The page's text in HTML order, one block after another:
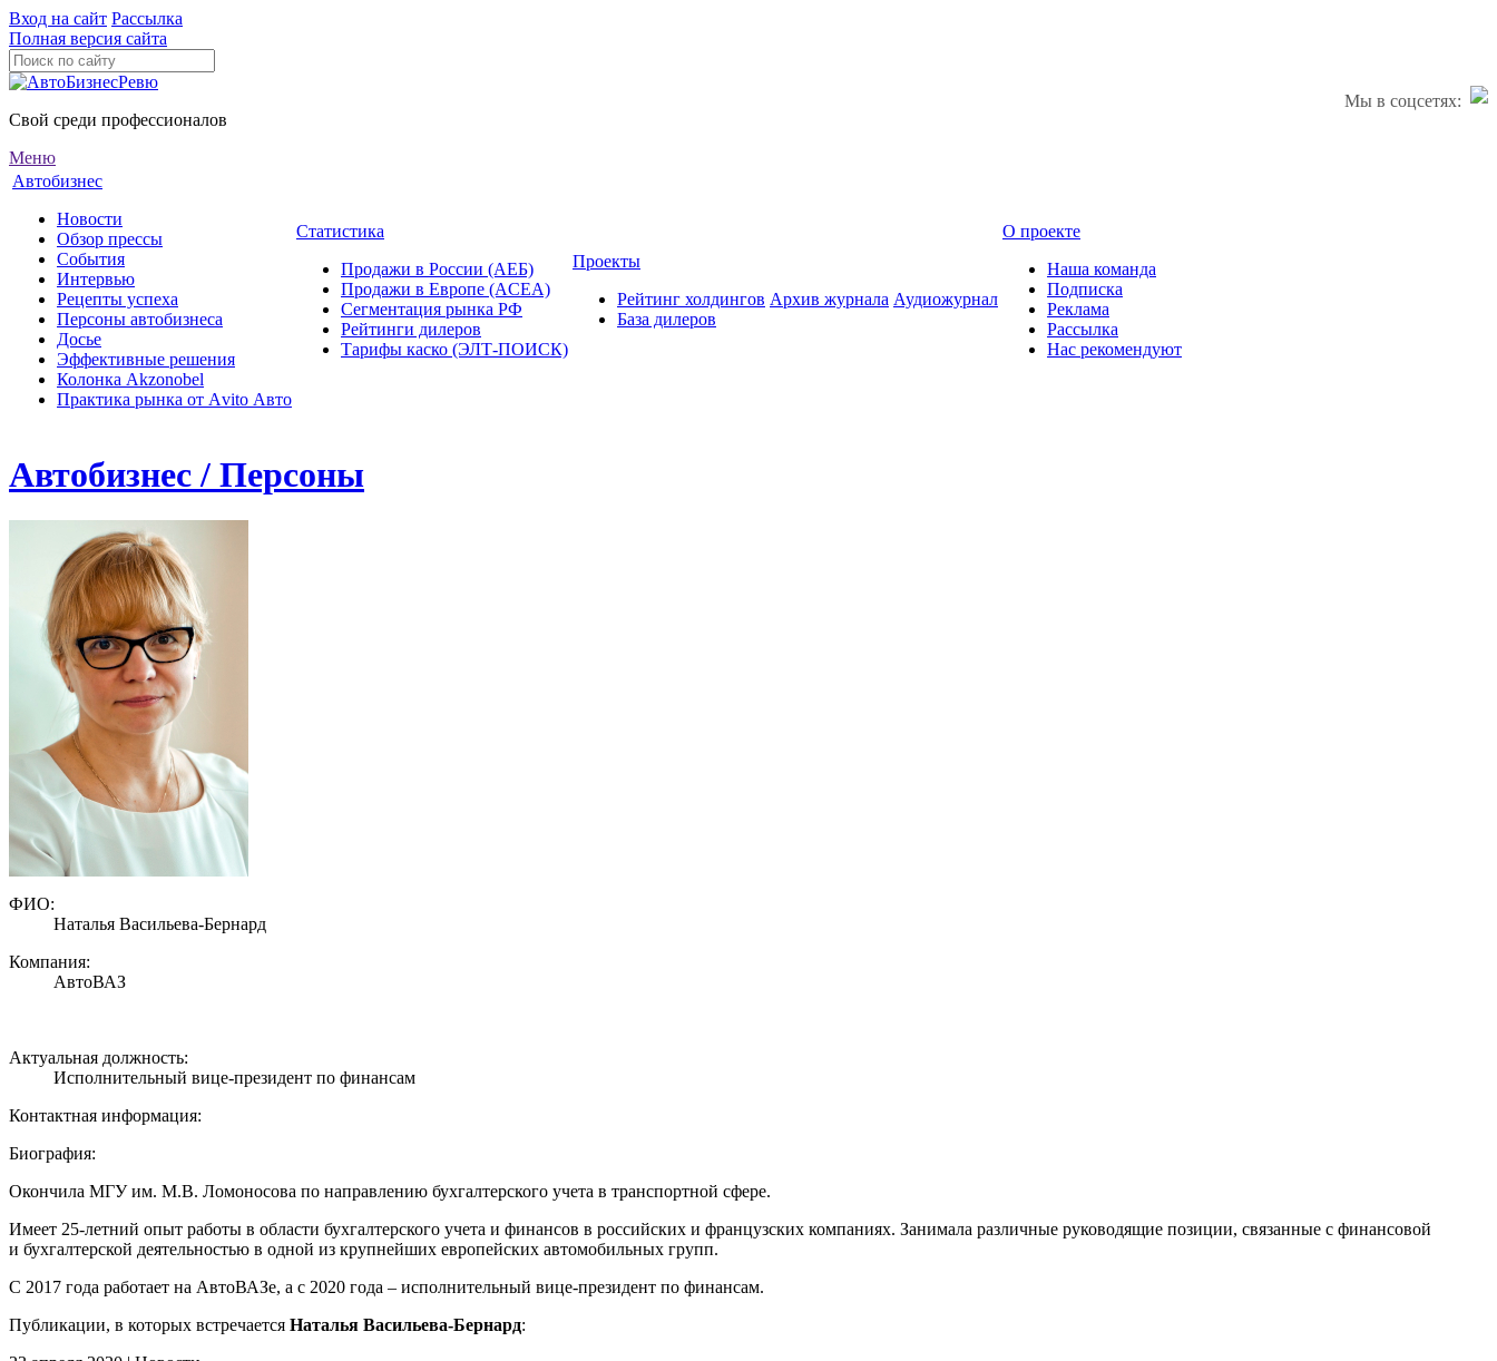
Вход на сайт Рассылка
Полная версия сайта
Мы в соцсетях:
Свой среди профессионалов
Меню
Автобизнес
Новости
Обзор прессы
События
Интервью
Рецепты успеха
Персоны автобизнеса
Досье
Эффективные решения
Колонка Akzonobel
Практика рынка от Аvito Авто
Статистика
Продажи в России (АЕБ)
Продажи в Европе (ACEA)
Сегментация рынка РФ
Рейтинги дилеров
Тарифы каско (ЭЛТ-ПОИСК)
Проекты
Рейтинг холдингов
База дилеров
Архив журнала Аудиожурнал
О проекте
Наша команда
Подписка
Реклама
Рассылка
Нас рекомендуют
Автобизнес / Персоны
ФИО:
Наталья Васильева-Бернард
Компания:
АвтоВАЗ
Актуальная должность:
Исполнительный вице-президент по финансам
Контактная информация:
Биография:
Окончила МГУ им. М.В. Ломоносова по направлению бухгалтерского учета в транспортной сфере.
Имеет 25-летний опыт работы в области бухгалтерского учета и финансов в российских и французских компаниях. Занимала различные руководящие позиции, связанные с финансовой
и бухгалтерской деятельностью в одной из крупнейших европейских автомобильных групп.
С 2017 года работает на АвтоВАЗе, а с 2020 года – исполнительный вице-президент по финансам.
Публикации, в которых встречается Наталья Васильева-Бернард: